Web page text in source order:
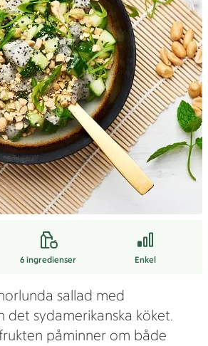
6ingredienser Enkel
sallad med
det sydamerikanska köket.
påminner om både